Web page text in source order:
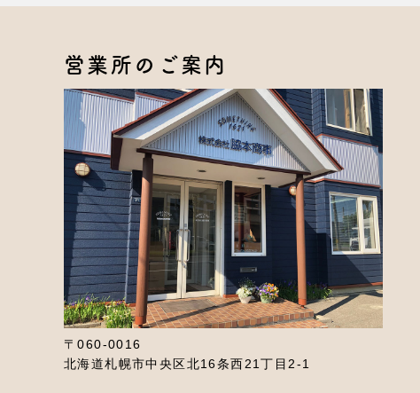
営業所のご案内
〒060-0016
北海道札幌市中央区北16条西21丁目2-1